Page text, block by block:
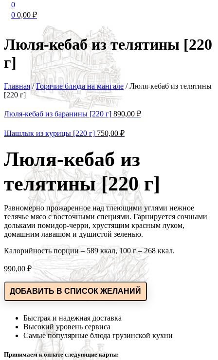
0
0 0,00 ₽
Люля-кебаб из телятины [220
г]
Главная/Горячие блюда на мангале /Люля-кебаб из телятины
[220 г]
Люля-кебаб из баранины [220 г] 890,00 ₽
Шашлык из курицы [220 г] 750,00 ₽
Люля-кебаб из
телятины [220 г]
Равномерно прожаренное над тлеющими углями нежное
телячье мясо с восточными специями. Гарнируется сочными
дольками помидор-черри, хрустящим красным луком,
домашним лавашом и душистой зеленью.
Калорийность порции – 589 ккал, 100 г – 268 ккал.
990,00 ₽
ДОБАВИТЬ В СПИСОК ЖЕЛАНИЙ
Быстрая и надежная доставка
Высокий уровень сервиса
Самые популярные блюда грузинской кухни
Принимаем к оплате следующие карты: